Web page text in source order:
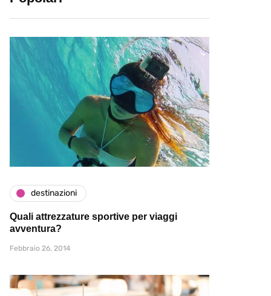
destinazioni
Quali attrezzature sportive per viaggi
avventura?
Febbraio 26, 2014